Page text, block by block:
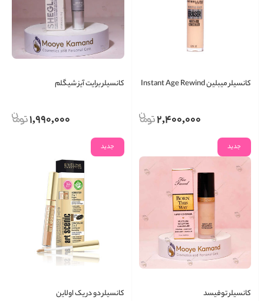
کانسیلر میبلین Instant Age Rewind
2,400,000
کانسیلر برایت آیز شیگلم
1,990,000
جدید
کانسیلر توفیسد
جدید
کانسیلر دو در یک اولاین